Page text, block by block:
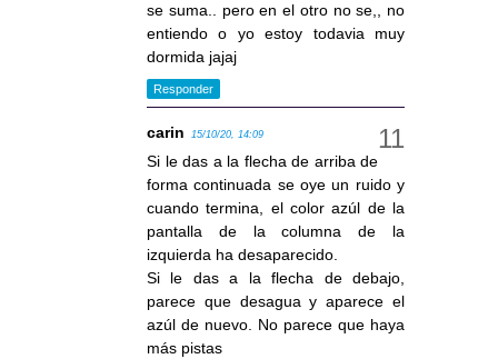
se suma.. pero en el otro no se,, no
entiendo o yo estoy todavia muy
dormida jajaj
Responder
carin 15/10/20, 14:09
Si le das a la flecha de arriba de
forma continuada se oye un ruido y
cuando termina, el color azúl de la
pantalla de la columna de la
izquierda ha desaparecido.
Si le das a la flecha de debajo,
parece que desagua y aparece el
azúl de nuevo. No parece que haya
más pistas